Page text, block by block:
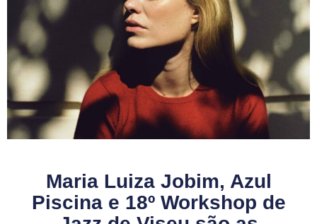
Maria Luiza Jobim, Azul
Piscina e 18º Workshop de